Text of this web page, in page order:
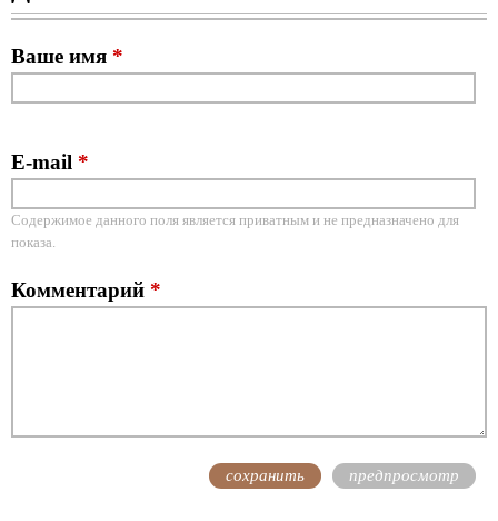
Ваше имя *
E-mail *
Содержимое данного поля является приватным и не предназначено для
показа.
Комментарий *